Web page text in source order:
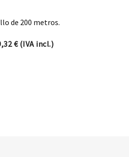
de 200 metros.
€(IVA incl.)